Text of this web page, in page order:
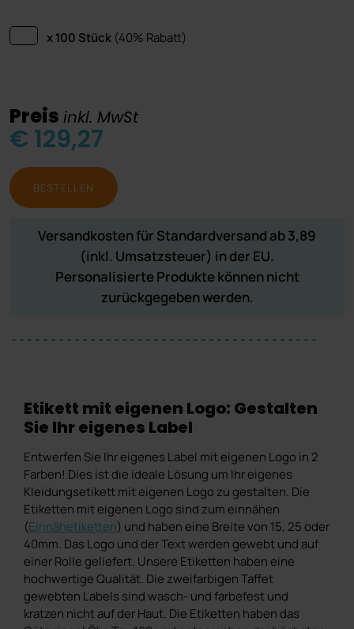
x 100 Stück (40% Rabatt)
Preis inkl. MwSt
€ 129,27
BESTELLEN
Versandkosten für Standardversand ab 3,89
(inkl. Umsatzsteuer) in der EU.
Personalisierte Produkte können nicht
zurückgegeben werden.
Etikett mit eigenen Logo: Gestalten
Sie Ihr eigenes Label
Entwerfen Sie Ihr eigenes Label mit eigenen Logo in 2
Farben! Dies ist die ideale Lösung um Ihr eigenes
Kleidungsetikett mit eigenen Logo zu gestalten. Die
Etiketten mit eigenen Logo sind zum einnähen
(Einnähetiketten) und haben eine Breite von 15, 25 oder
40mm. Das Logo und der Text werden gewebt und auf
einer Rolle geliefert. Unsere Etiketten haben eine
hochwertige Qualität. Die zweifarbigen Taffet
gewebten Labels sind wasch- und farbefest und
kratzen nicht auf der Haut. Die Etiketten haben das